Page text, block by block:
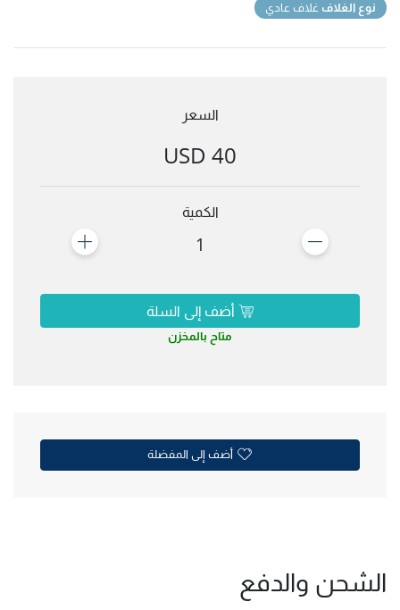
نوع الغلاف غلاف عادي
السعر
40 USD
الكمية
1
أضف إلى السلة
متاح بالمخزن
أضف إلى المفضلة
الشحن والدفع